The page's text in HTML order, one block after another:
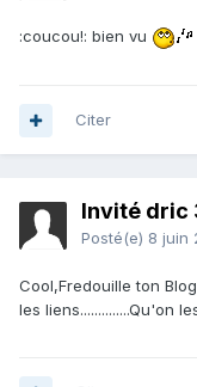
:coucou!: bien vu
Citer
Invité dric
Posté(e) 8 juin
Cool,Fredouille ton
les liens..............Qu'on